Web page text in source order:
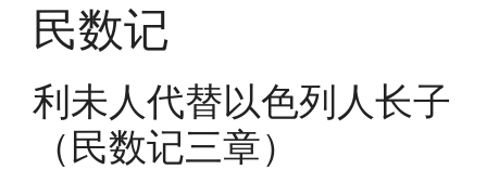
民数记
利未人代替以色列人长子
（民数记三章）